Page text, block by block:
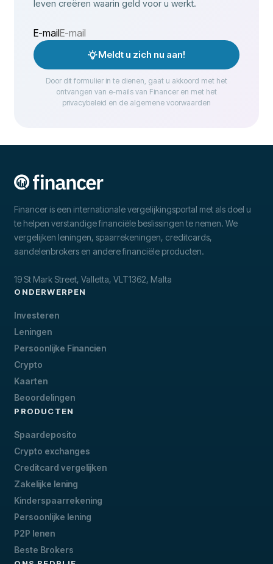
leven creëren waarin geld voor u werkt.
E-mail
Meldt u zich nu aan!
Door dit formulier in te dienen, gaat u akkoord met het
ontvangen van e-mails van Financer en met het
privacybeleid en de algemene voorwaarden
Financer is een internationale vergelijkingsportal met als doel u
te helpen verstandige financiële beslissingen te nemen. We
vergelijken leningen, spaarrekeningen, creditcards,
aandelenbrokers en andere financiële producten.
19 St Mark Street, Valletta, VLT1362, Malta
ONDERWERPEN
Investeren
Leningen
Persoonlijke Financien
Crypto
Kaarten
Beoordelingen
PRODUCTEN
Spaardeposito
Crypto exchanges
Creditcard vergelijken
Zakelijke lening
Kinderspaarrekening
Persoonlijke lening
P2P lenen
Beste Brokers